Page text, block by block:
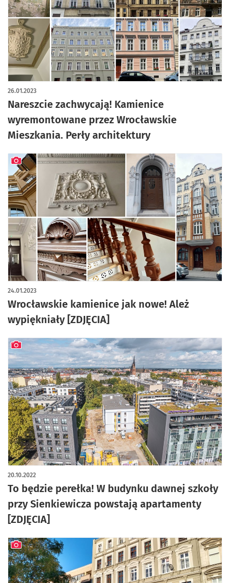
Nareszcie zachwycają! Kamienice
wyremontowane przez Wrocławskie
Mieszkania. Perły architektury
26.01.2023
artykuł z galerią zdjęć
Wrocławskie kamienice jak nowe! Ależ
wypiękniały [ZDJĘCIA]
24.01.2023
artykuł z galerią zdjęć
To będzie perełka! W budynku dawnej szkoły
przy Sienkiewicza powstają apartamenty
[ZDJĘCIA]
20.10.2022
artykuł z galerią zdjęć